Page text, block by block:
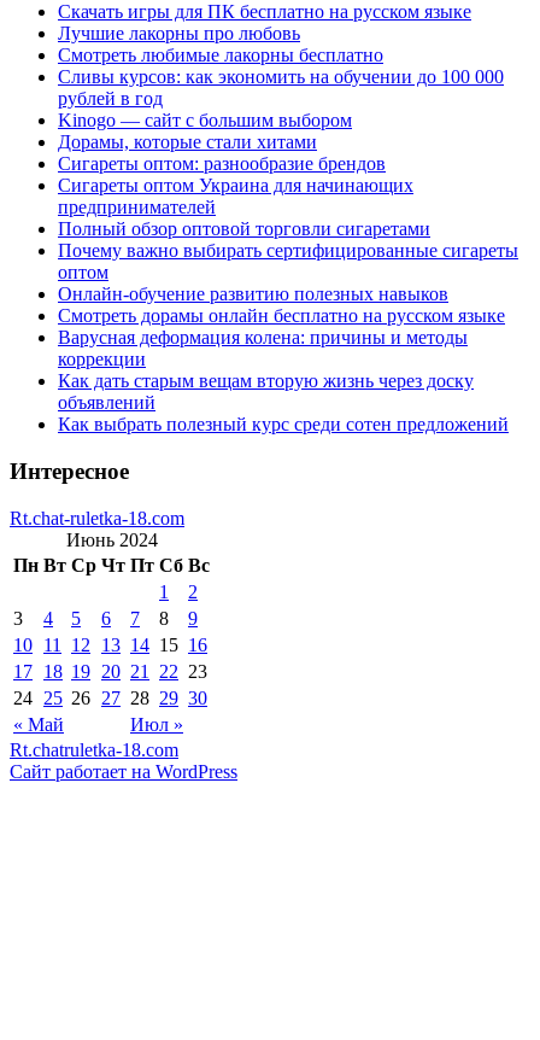
Скачать игры для ПК бесплатно на русском языке
Лучшие лакорны про любовь
Смотреть любимые лакорны бесплатно
Сливы курсов: как экономить на обучении до 100 000
рублей в год
Kinogo — сайт с большим выбором
Дорамы, которые стали хитами
Сигареты оптом: разнообразие брендов
Сигареты оптом Украина для начинающих
предпринимателей
Полный обзор оптовой торговли сигаретами
Почему важно выбирать сертифицированные сигареты
оптом
Онлайн-обучение развитию полезных навыков
Смотреть дорамы онлайн бесплатно на русском языке
Варусная деформация колена: причины и методы
коррекции
Как дать старым вещам вторую жизнь через доску
объявлений
Как выбрать полезный курс среди сотен предложений
Интересное
Rt.chat-ruletka-18.com
Июнь 2024
Пн Вт Ср Чт Пт Сб Вс
« Май Июл »
1
2
3
4 5 6 7 8
9
10 11 12 13 14 15 16
17 18 19 20 21 22 23
24 25 26 27 28 29 30
Rt.chatruletka-18.com
Сайт работает на WordPress